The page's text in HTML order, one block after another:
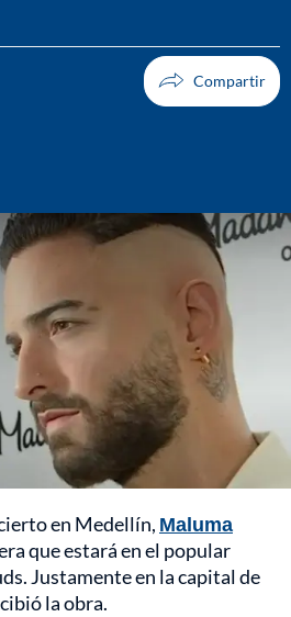
en Medellín, Maluma
que estará en el popular
Justamente en la capital de
la obra.